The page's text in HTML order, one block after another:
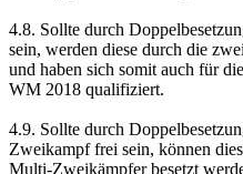
4.8. Sollte durch
sein, werden diese durch die
und haben sich somit auch für
WM 2018 qualifiziert.
4.9. Sollte durch
Zweikampf frei sein, können
Multi-Zweikämpfer besetzt